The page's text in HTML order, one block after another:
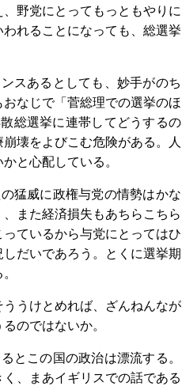
野党にとってもっともやりに
れることになっても、総選挙
スあるとしても、妙手がのち
なじで「菅総理での選挙のほ
総選挙に連帯してどうするの
壊をよびこむ危険がある。人
と心配している。
猛威に政権与党の情勢はかな
また経済損失もあちらこちら
ているから与党にとってはひ
だいであろう。とくに選挙期
うけとめれば、ざんねんなが
のではないか。
この国の政治は漂流する。
、まあイギリスでの話である